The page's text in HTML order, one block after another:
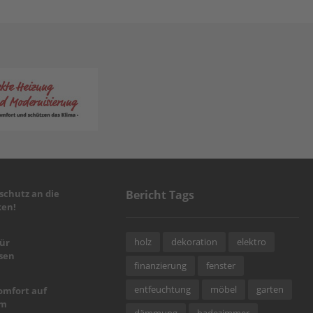
an die
auf
Bericht Tags
holz dekoration
elektro
finanzierung
fenster
entfeuchtung
möbel
garten